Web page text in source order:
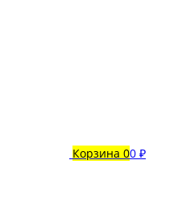
Корзина 00 ₽